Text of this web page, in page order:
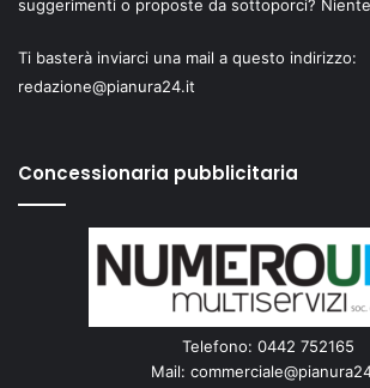
suggerimenti o proposte da sottoporci?
Ti basterà inviarci una mail a questo indirizzo:
redazione@pianura24.it
Concessionaria pubblicitaria
Telefono: 0442 752165
Mail: